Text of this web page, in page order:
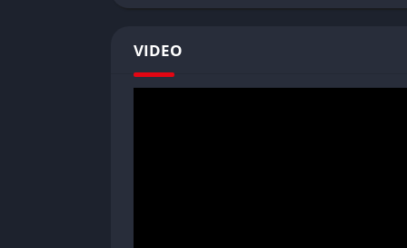
Quali piattaforme supportano UFC 5?
Il gioco è disponibile su PlayStation 5, Xbox
VIDEO